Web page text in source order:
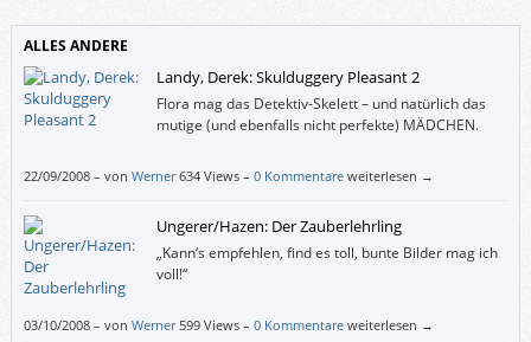
Zweiten Weltkrieg erzählt haben.
ALLES ANDERE
Landy, Derek: Skulduggery Pleasant 2
Flora mag das Detektiv-Skelett – und natürlich das
mutige (und ebenfalls nicht perfekte) MÄDCHEN.
22/09/2008– von Werner 634 Views – 0 Kommentare weiterlesen →
Ungerer/Hazen: Der Zauberlehrling
„Kann‘s empfehlen, find es toll, bunte Bilder mag ich
voll!“
03/10/2008– von Werner 599 Views – 0 Kommentare weiterlesen →